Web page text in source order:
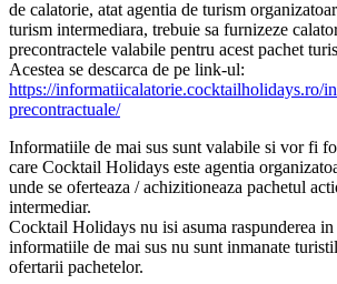
de calatorie, atat agentia de turism
turism intermediara, trebuie sa furnizeze
precontractele valabile pentru acest pachet
Acestea se descarca de pe link-ul:
https://informatiicalatorie.cocktailholidays.ro/
precontractuale/
Informatiile de mai sus sunt valabile si vor fi
care Cocktail Holidays este agentia
unde se oferteaza / achizitioneaza pachetul
intermediar.
Cocktail Holidays nu isi asuma raspunderea
informatiile de mai sus nu sunt inmanate
ofertarii pachetelor.